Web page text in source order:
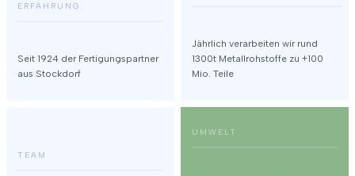
ERFAHRUNG
Seit 1924 der Fertigungspartner
aus Stockdorf
Jährlich verarbeiten wir rund
1300t Metallrohstoffe zu +100
Mio. Teile
TEAM
UMWELT